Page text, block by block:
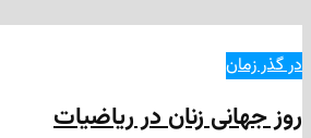
در گذر زمان
روز جهانی زنان در ریاضیات